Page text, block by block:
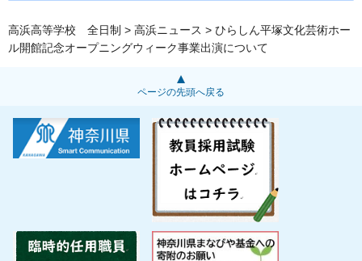
高浜高等学校 全日制 > 高浜ニュース > ひらしん平塚文化芸術ホー
ル開館記念オープニングウィーク事業出演について
ページの先頭へ戻る